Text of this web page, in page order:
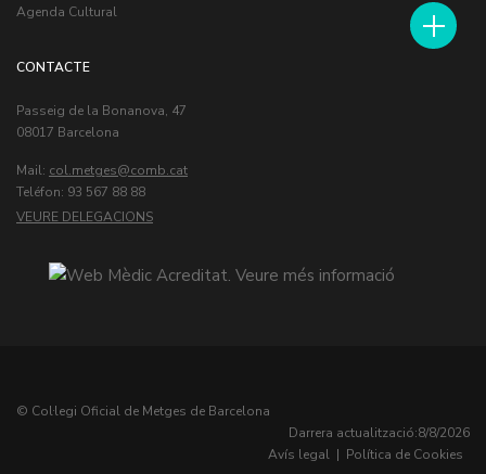
Agenda Cultural
CONTACTE
Passeig de la Bonanova, 47
08017 Barcelona
Mail: col.metges
Teléfon: 93 567 88 88
VEURE DELEGACIONS
© Col·legi Oficial de Metges de Barcelona
Darrera actualització:8/8/2026
Avís legal | Política de Cookies